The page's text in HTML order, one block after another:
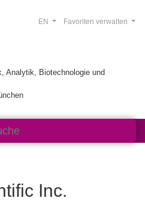
Analytik, Biotechnologie und
Favoriten verwalten
EN
Inc.